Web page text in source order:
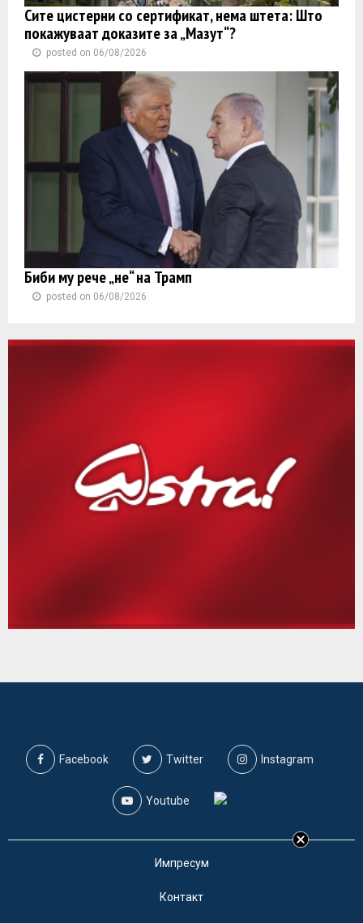
Сите цистерни со сертификат, нема штета: Што
покажуваат доказите за „Мазут“?
posted on 06/08/2026
Биби му рече „не“ на Трамп
posted on 06/08/2026
Facebook Twitter Instagram
Youtube
Импресум
Контакт